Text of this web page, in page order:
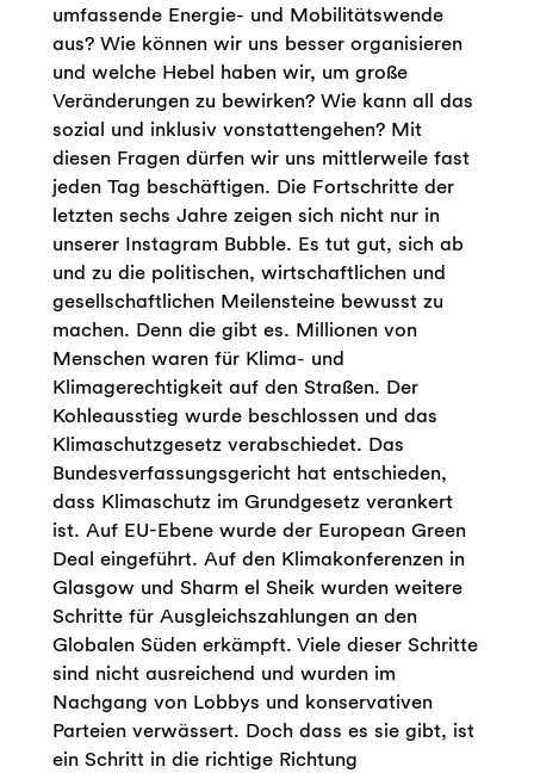
umfassende Energie- und Mobilitätswende
aus? Wie können wir uns besser organisieren
und welche Hebel haben wir, um große
Veränderungen zu bewirken? Wie kann all das
sozial und inklusiv vonstattengehen? Mit
diesen Fragen dürfen wir uns mittlerweile fast
jeden Tag beschäftigen. Die Fortschritte der
letzten sechs Jahre zeigen sich nicht nur in
unserer Instagram Bubble. Es tut gut, sich ab
und zu die politischen, wirtschaftlichen und
gesellschaftlichen Meilensteine bewusst zu
machen. Denn die gibt es. Millionen von
Menschen waren für Klima- und
Klimagerechtigkeit auf den Straßen. Der
Kohleausstieg wurde beschlossen und das
Klimaschutzgesetz verabschiedet. Das
Bundesverfassungsgericht hat entschieden,
dass Klimaschutz im Grundgesetz verankert
ist. Auf EU-Ebene wurde der European Green
Deal eingeführt. Auf den Klimakonferenzen in
Glasgow und Sharm el Sheik wurden weitere
Schritte für Ausgleichszahlungen an den
Globalen Süden erkämpft. Viele dieser Schritte
sind nicht ausreichend und wurden im
Nachgang von Lobbys und konservativen
Parteien verwässert. Doch dass es sie gibt, ist
ein Schritt in die richtige Richtung